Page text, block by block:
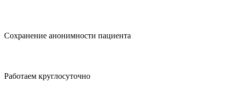
Сохранение анонимности пациента
Работаем круглосуточно